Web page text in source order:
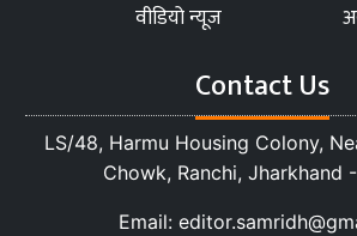
वीडियो न्यूज
Contact Us
LS/48, Harmu Housing Colony,
Chowk, Ranchi, Jharkhand
Email: